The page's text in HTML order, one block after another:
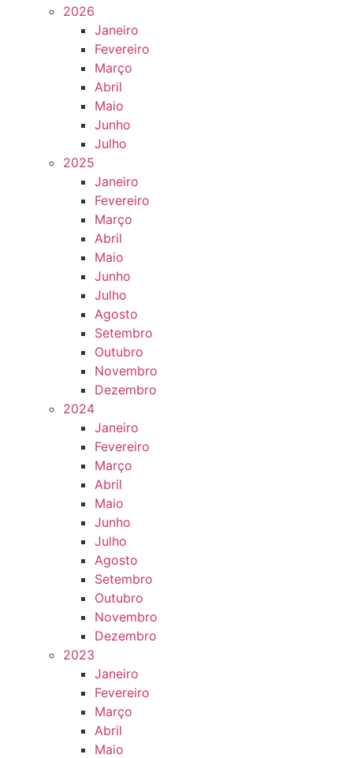
2026
Janeiro
Fevereiro
Março
Abril
Maio
Junho
Julho
2025
Janeiro
Fevereiro
Março
Abril
Maio
Junho
Julho
Agosto
Setembro
Outubro
Novembro
Dezembro
2024
Janeiro
Fevereiro
Março
Abril
Maio
Junho
Julho
Agosto
Setembro
Outubro
Novembro
Dezembro
2023
Janeiro
Fevereiro
Março
Abril
Maio